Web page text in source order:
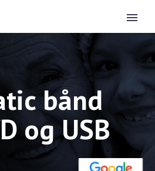
bånd
og USB